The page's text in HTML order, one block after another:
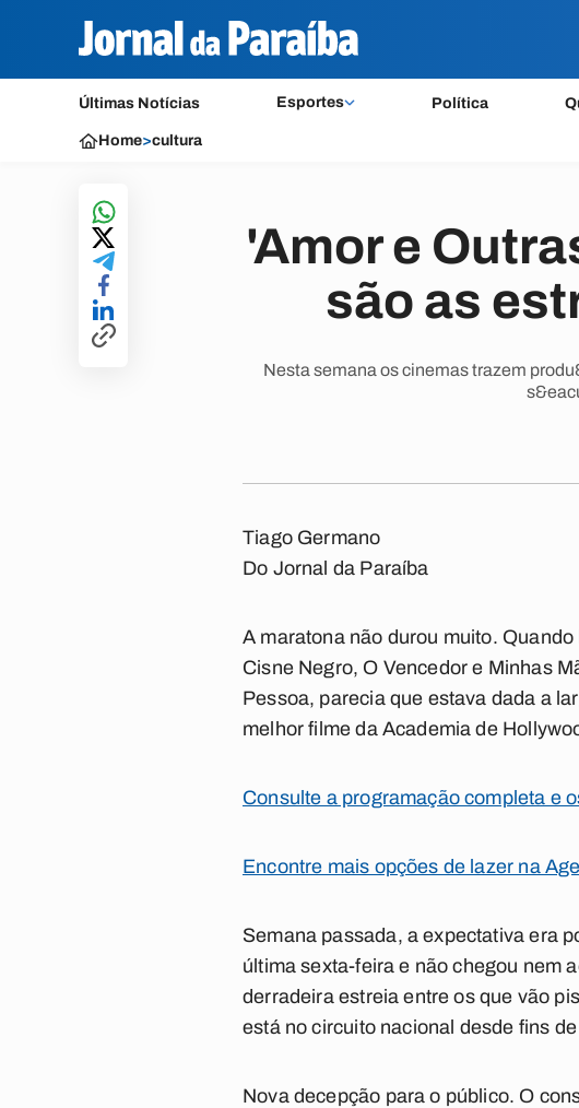
Últimas Notícias Esportes Política
Home>cultura
'Amor e
são as
Nesta semana os cinemas trazem
Tiago Germano
Do Jornal da Paraíba
A maratona não durou muito.
Cisne Negro, O Vencedor e Minhas
Pessoa, parecia que estava dada a
melhor filme da Academia de
Consulte a programação completa e
Encontre mais opções de lazer na
Semana passada, a expectativa era
última sexta-feira e não chegou nem
derradeira estreia entre os que vão
está no circuito nacional desde fins
Nova decepção para o público. O